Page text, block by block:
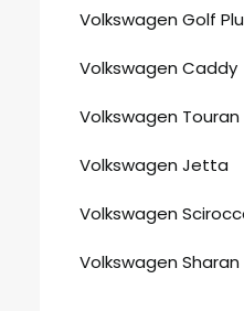
Volkswagen Golf
Volkswagen Caddy
Volkswagen Touran
Volkswagen Jetta
Volkswagen
Volkswagen Sharan